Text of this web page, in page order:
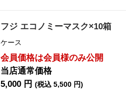
フジ エコノミーマスク×10箱
ケース
会員価格は会員様のみ公開
当店通常価格
5,000 円(税込 5,500 円)